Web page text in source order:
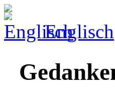
Englisch